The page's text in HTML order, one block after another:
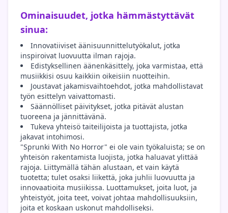
Ominaisuudet, jotka hämmästyttävät
sinua:
Innovatiiviset äänisuunnittelutyökalut, jotka
inspiroivat luovuutta ilman rajoja.
Edistyksellinen äänenkäsittely, joka varmistaa, että
musiikkisi osuu kaikkiin oikeisiin nuotteihin.
Joustavat jakamisvaihtoehdot, jotka mahdollistavat
työn esittelyn vaivattomasti.
Säännölliset päivitykset, jotka pitävät alustan
tuoreena ja jännittävänä.
Tukeva yhteisö taiteilijoista ja tuottajista, jotka
jakavat intohimosi.
"Sprunki With No Horror" ei ole vain työkaluista; se on
yhteisön rakentamista luojista, jotka haluavat ylittää
rajoja. Liittymällä tähän alustaan, et vain käytä
tuotetta; tulet osaksi liikettä, joka juhlii luovuutta ja
innovaatioita musiikissa. Luottamukset, joita luot, ja
yhteistyöt, joita teet, voivat johtaa mahdollisuuksiin,
joita et koskaan uskonut mahdolliseksi.